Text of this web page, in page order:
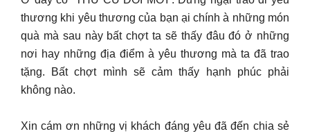
thương khi yêu thương của bạn ại chính à những món
quà mà sau này bất chợt ta sẽ thấy đâu đó ở những
nơi hay những địa điểm à yêu thương mà ta đã trao
tặng. Bất chợt mình sẽ cảm thấy hạnh phúc phải
không nào.
Xin cám ơn những vị khách đáng yêu đã đến chia sẻ